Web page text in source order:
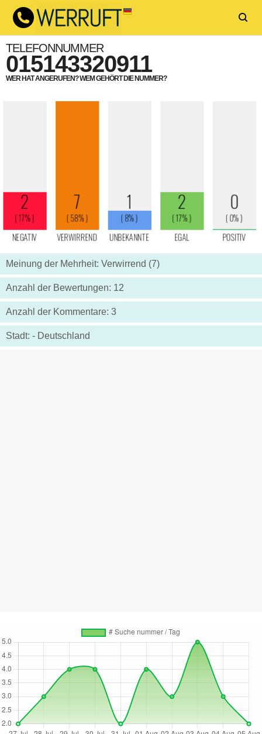
TELEFONNUMMER
015143320911
WER HAT ANGERUFEN? WEM GEHÖRT DIE NUMMER?
Meinung der Mehrheit: Verwirrend (7)
Anzahl der Bewertungen: 12
Anzahl der Kommentare: 3
Stadt: - Deutschland